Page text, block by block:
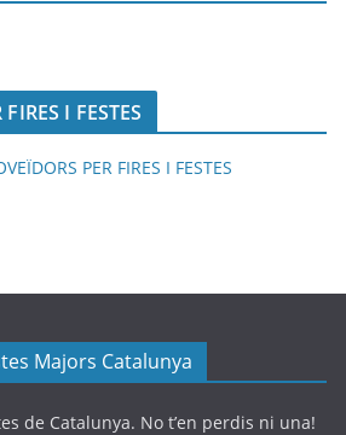
I FESTES
Majors Catalunya
de Catalunya. No t’en perdis ni una!